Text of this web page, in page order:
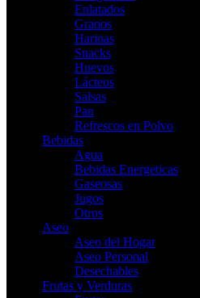
Enlatados
Granos
Harinas
Snacks
Huevos
Lácteos
Salsas
Pan
Refrescos en Polvo
Bebidas
Agua
Bebidas Energeticas
Gaseosas
Jugos
Otros
Aseo
Aseo del Hogar
Aseo Personal
Desechables
Frutas y Verduras